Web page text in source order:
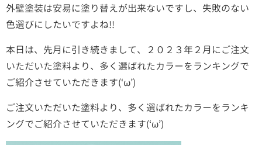
外壁塗装は安易に塗り替えが出来ないですし、失敗のない
色選びにしたいですよね!!
本日は、先月に引き続きまして、２０２３年２月にご注文
いただいた塗料より、多く選ばれたカラーをランキングで
ご紹介させていただきます(‘ω’)
ご注文いただいた塗料より、多く選ばれたカラーをランキ
ングでご紹介させていただきます(‘ω’)